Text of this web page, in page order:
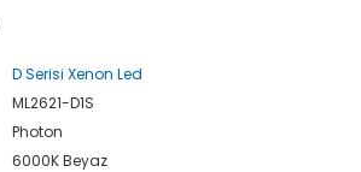
D Serisi Xenon Led
ML2621-D1S
Photon
6000K Beyaz